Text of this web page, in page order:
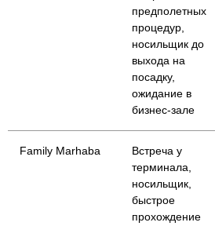
предполетных
процедур,
носильщик до
выхода на
посадку,
ожидание в
бизнес-зале
Family Marhaba
Встреча у
терминала,
носильщик,
быстрое
прохождение